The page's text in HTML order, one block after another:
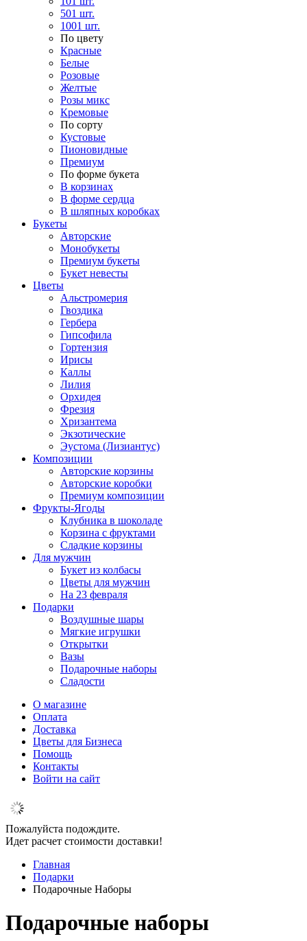
501 шт.
1001 шт.
По цвету
Красные
Белые
Розовые
Желтые
Розы микс
Кремовые
По сорту
Кустовые
Пионовидные
Премиум
По форме букета
В корзинах
В форме сердца
В шляпных коробках
Букеты
Авторские
Монобукеты
Премиум букеты
Букет невесты
Цветы
Альстромерия
Гвоздика
Гербера
Гипсофила
Гортензия
Ирисы
Каллы
Лилия
Орхидея
Фрезия
Хризантема
Экзотические
Эустома (Лизиантус)
Композиции
Авторские корзины
Авторские коробки
Премиум композиции
Фрукты-Ягоды
Клубника в шоколаде
Корзина с фруктами
Сладкие корзины
Для мужчин
Букет из колбасы
Цветы для мужчин
На 23 февраля
Подарки
Воздушные шары
Мягкие игрушки
Открытки
Вазы
Подарочные наборы
Сладости
О магазине
Оплата
Доставка
Цветы для Бизнеса
Помощь
Контакты
Войти на сайт
Пожалуйста подождите.
Идет расчет стоимости доставки!
Главная
Подарки
Подарочные Наборы
Подарочные наборы